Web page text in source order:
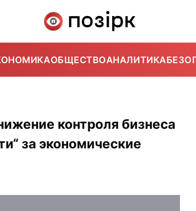
ОБЩЕСТВОАНАЛИТИКА
контроля бизнеса
за экономические